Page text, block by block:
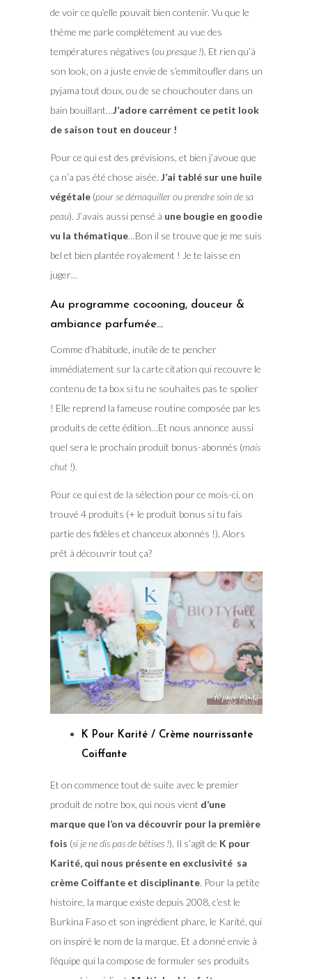
de voir ce qu’elle pouvait bien contenir. Vu que le
thème me parle complètement au vue des
températures négatives (ou presque !). Et rien qu’à
son look, on a juste envie de s’emmitoufler dans un
pyjama tout doux, ou de se chouchouter dans un
bain bouillant…J’adore carrément ce petit look
de saison tout en douceur !
Pour ce qui est des prévisions, et bien j’avoue que
ça n’a pas été chose aisée. J’ai tablé sur une huile
végétale(pour se démaquiller ou prendre soin de sa
peau). J’avais aussi pensé à une bougie en goodie
vu la thématique…Bon il se trouve que je me suis
bel et bien plantée royalement ! Je te laisse en
juger…
Au programme cocooning, douceur &
ambiance parfumée…
Comme d’habitude, inutile de te pencher
immédiatement sur la carte citation qui recouvre le
contenu de ta box si tu ne souhaites pas te spolier
! Elle reprend la fameuse routine composée par les
produits de cette édition…Et nous annonce aussi
quel sera le prochain produit bonus-abonnés (mais
chut !).
Pour ce qui est de la sélection pour ce mois-ci, on
trouvé 4 produits (+ le produit bonus si tu fais
partie des fidèles et chanceux abonnés !). Alors
prêt à découvrir tout ça?
K Pour Karité / Crème nourrissante
Coiffante
Et on commence tout de suite avec le premier
produit de notre box, qui nous vient d’une
marque que l’on va découvrir pour la première
fois (si je ne dis pas de bêtises !). Il s’agit de K pour
Karité, qui nous présente en exclusivité sa
crème Coiffante et disciplinante. Pour la petite
histoire, la marque existe depuis 2008, c’est le
Burkina Faso et son ingrédient phare, le Karité, qui
on inspiré le nom de la marque. Et a donné envie à
l’équipe qui la compose de formuler ses produits